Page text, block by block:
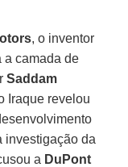
, o inventor
a camada de
Saddam
Iraque revelou
investigação da
a DuPont